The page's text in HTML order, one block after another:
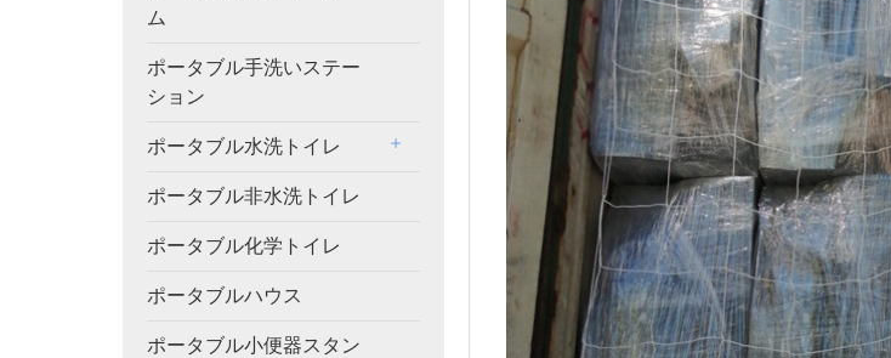
ム
ポータブル手洗いステー
ション
ポータブル水洗トイレ
ポータブル非水洗トイレ
ポータブル化学トイレ
ポータブルハウス
ポータブル小便器スタン